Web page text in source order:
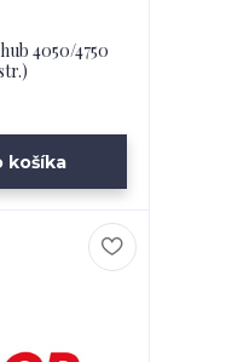
4050/4750
košíka